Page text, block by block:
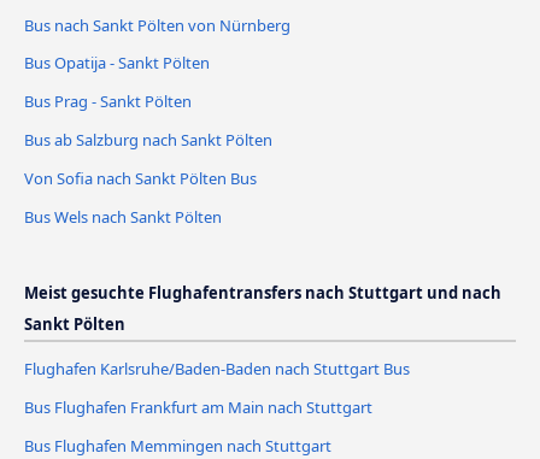
Bus nach Sankt Pölten von Nürnberg
Bus Opatija - Sankt Pölten
Bus Prag - Sankt Pölten
Bus ab Salzburg nach Sankt Pölten
Von Sofia nach Sankt Pölten Bus
Bus Wels nach Sankt Pölten
Meist gesuchte Flughafentransfers nach Stuttgart und nach
Sankt Pölten
Flughafen Karlsruhe/Baden-Baden nach Stuttgart Bus
Bus Flughafen Frankfurt am Main nach Stuttgart
Bus Flughafen Memmingen nach Stuttgart